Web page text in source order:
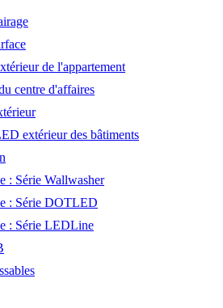
de l'appartement
centre d'affaires
extérieur des bâtiments
: Série Wallwasher
: Série DOTLED
: Série LEDLine